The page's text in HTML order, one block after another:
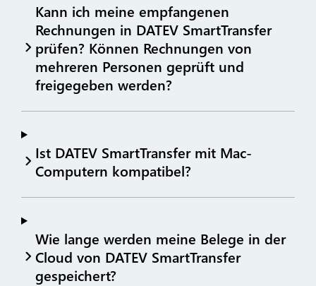
Kann ich meine empfangenen
Rechnungen in DATEV SmartTransfer
prüfen? Können Rechnungen von
mehreren Personen geprüft und
freigegeben werden?
Ist DATEV SmartTransfer mit Mac-
Computern kompatibel?
Wie lange werden meine Belege in der
Cloud von DATEV SmartTransfer
gespeichert?